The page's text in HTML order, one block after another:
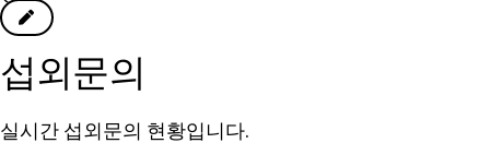
섭외문의
실시간 섭외문의 현황입니다.